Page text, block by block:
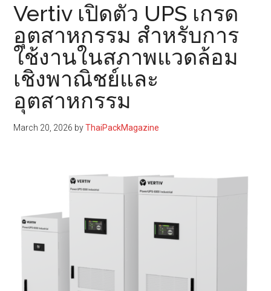
Vertiv เปิดตัว UPS เกรด
อุตสาหกรรม สำหรับการ
ใช้งานในสภาพแวดล้อม
เชิงพาณิชย์และ
อุตสาหกรรม
March 20, 2026 byThaiPackMagazine